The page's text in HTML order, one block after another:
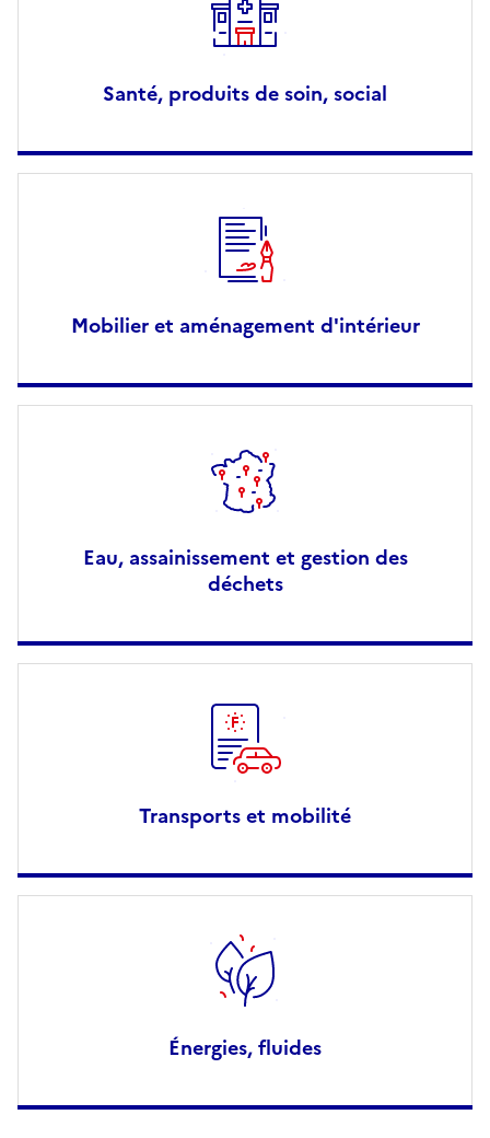
Santé, produits de soin, social
Mobilier et aménagement d'intérieur
Eau, assainissement et gestion des
déchets
Transports et mobilité
Énergies, fluides